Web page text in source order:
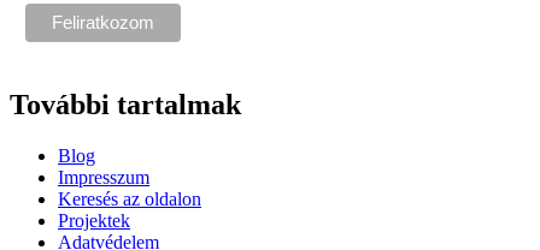
További tartalmak
Blog
Impresszum
Keresés az oldalon
Projektek
Adatvédelem